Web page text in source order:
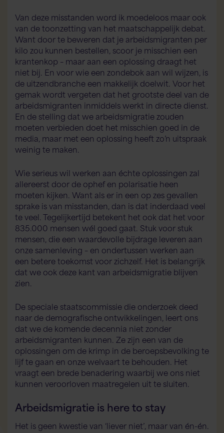
Van deze misstanden word ik moedeloos maar ook
van de toonzetting van het maatschappelijk debat.
Want door te beweren dat je arbeidsmigranten per
kilo zou kunnen bestellen, scoor je misschien een
krantenkop – maar aan een oplossing draagt het
niet bij. En voor wie een zondebok aan wil wijzen, is
de uitzendbranche een makkelijk doelwit. Voor het
gemak wordt vergeten dat het grootste deel van de
arbeidsmigranten inmiddels werkt in directe dienst.
En de stelling dat we arbeidsmigratie zouden
moeten verbieden doet het misschien goed in de
media, maar met een oplossing heeft zo’n uitspraak
weinig te maken.
Wie serieus wil werken aan échte oplossingen zal
allereerst door de ophef en polarisatie heen
moeten kijken. Want als er in een op zes gevallen
sprake is van misstanden, dan is dat inderdaad veel
te veel. Tegelijkertijd betekent het ook dat het voor
835.000 mensen wél goed gaat. Stuk voor stuk
mensen, die een waardevolle bijdrage leveren aan
onze samenleving – en ondertussen werken aan
een betere toekomst voor zichzelf. Het is belangrijk
dat we ook deze kant van arbeidsmigratie blijven
zien.
De speciale staatscommissie die onderzoek deed
naar de demografische ontwikkelingen, leert ons
dat we de komende decennia niet zonder
arbeidsmigranten kunnen. Ze zijn een van de
oplossingen om de krimp in de beroepsbevolking te
lijf te gaan en onze welvaart te behouden. Het
vraagt een brede benadering waarbij we ons niet
kunnen veroorloven maatregelen uit te sluiten.
Arbeidsmigratie is here to stay
Het is geen kwestie van ‘liever niet’, maar van én-én.
Flexspecialisten Flex AI Assistent
Hallo! Hoe kan ik je vandaag helpen?